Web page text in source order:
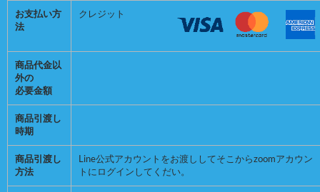
お支払い方
法
クレジット
商品代金以
外の
必要金額
商品引渡し
時期
商品引渡し
方法
Line公式アカウントをお渡ししてそこからzoomアカウン
トにログインしてくだい。